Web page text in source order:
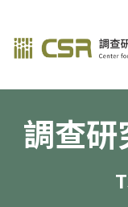
調查研究
調查